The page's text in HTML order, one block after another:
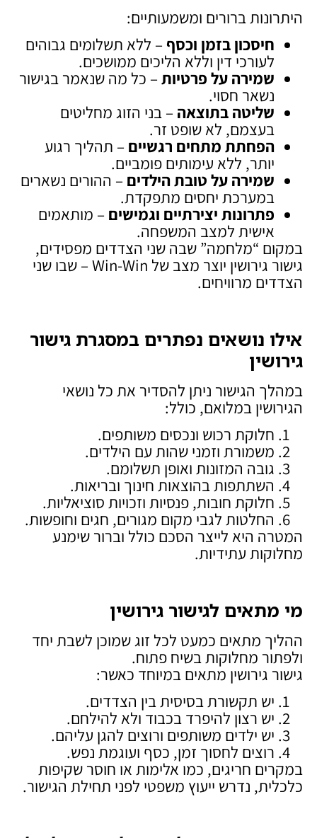
היתרונות ברורים ומשמעותיים:
חיסכון בזמן וכסף – ללא תשלומים גבוהים
לעורכי דין וללא הליכים ממושכים.
שמירה על פרטיות – כל מה שנאמר בגישור
נשאר חסוי.
שליטה בתוצאה – בני הזוג מחליטים
בעצמם, לא שופט זר.
הפחתת מתחים רגשיים – תהליך רגוע
יותר, ללא עימותים פומביים.
שמירה על טובת הילדים – ההורים נשארים
במערכת יחסים מתפקדת.
פתרונות יצירתיים וגמישים – מותאמים
אישית למצב המשפחה.
במקום “מלחמה” שבה שני הצדדים מפסידים,
גישור גירושין יוצר מצב של Win-Win – שבו שני
הצדדים מרוויחים.
אילו נושאים נפתרים במסגרת גישור
גירושין
במהלך הגישור ניתן להסדיר את כל נושאי
הגירושין במלואם, כולל:
חלוקת רכוש ונכסים משותפים.
משמורת וזמני שהות עם הילדים.
גובה המזונות ואופן תשלומם.
השתתפות בהוצאות חינוך ובריאות.
חלוקת חובות, פנסיות וזכויות סוציאליות.
החלטות לגבי מקום מגורים, חגים וחופשות.
המטרה היא לייצר הסכם כולל וברור שימנע
מחלוקות עתידיות.
מי מתאים לגישור גירושין
ההליך מתאים כמעט לכל זוג שמוכן לשבת יחד
ולפתור מחלוקות בשיח פתוח.
גישור גירושין מתאים במיוחד כאשר:
יש תקשורת בסיסית בין הצדדים.
יש רצון להיפרד בכבוד ולא להילחם.
יש ילדים משותפים ורוצים להגן עליהם.
רוצים לחסוך זמן, כסף ועוגמת נפש.
במקרים חריגים, כמו אלימות או חוסר שקיפות
כלכלית, נדרש ייעוץ משפטי לפני תחילת הגישור.